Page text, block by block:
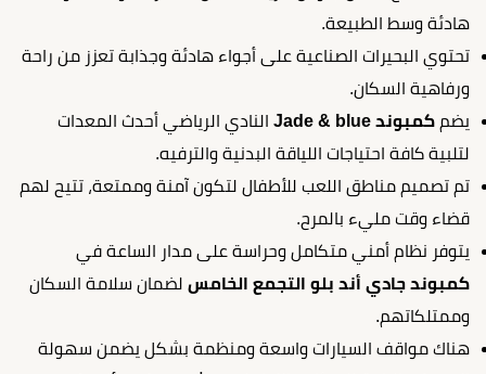
هادئة وسط الطبيعة.
تحتوي البحيرات الصناعية على أجواء هادئة وجذابة تعزز من راحة
ورفاهية السكان.
يضم كمبوند Jade & blue
النادي الرياضي أحدث المعدات
لتلبية كافة احتياجات اللياقة البدنية والترفيه.
تم تصميم مناطق اللعب للأطفال لتكون آمنة وممتعة، تتيح لهم
قضاء وقت مليء بالمرح.
يتوفر نظام أمني متكامل وحراسة على مدار الساعة في
كمبوند جادي أند بلو التجمع الخامس لضمان سلامة السكان
وممتلكاتهم.
هناك مواقف السيارات واسعة ومنظمة بشكل يضمن سهولة